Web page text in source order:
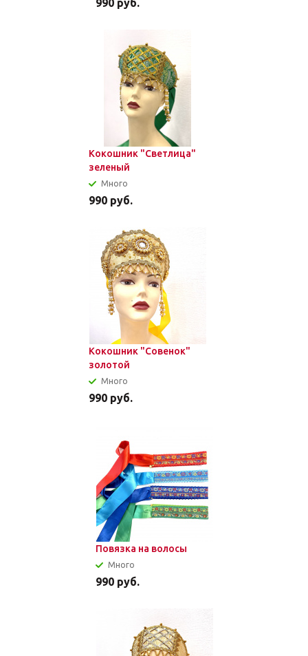
990 руб.
Кокошник "Светлица"
зеленый
Много
990 руб.
Кокошник "Совенок"
золотой
Много
990 руб.
Повязка на волосы
Много
990 руб.